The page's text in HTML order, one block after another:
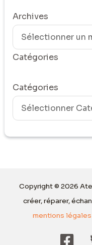
Archives
Catégories
Catégories
Copyright © 2026
créer, réparer,
mentions légales